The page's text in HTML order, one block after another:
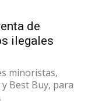
de
ilegales
minoristas,
Best Buy, para